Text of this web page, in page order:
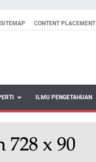
SITEMAP CONTENT PLACEMENT
ILMU PENGETAHUAN